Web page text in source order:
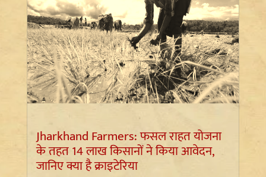
Jharkhand Farmers: फसल राहत योजना
के तहत 14 लाख किसानों ने किया आवेदन,
जानिए क्या है क्राइटेरिया